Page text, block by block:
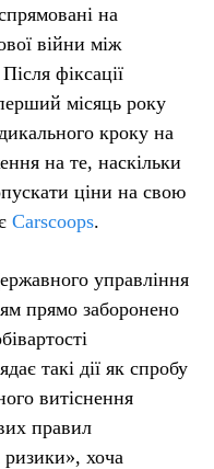
на
війни між
фіксації
місяць року
кроку на
на те, наскільки
ціни на свою
Carscoops.
управління
прямо заборонено
такі дії як спробу
витіснення
правил
хоча